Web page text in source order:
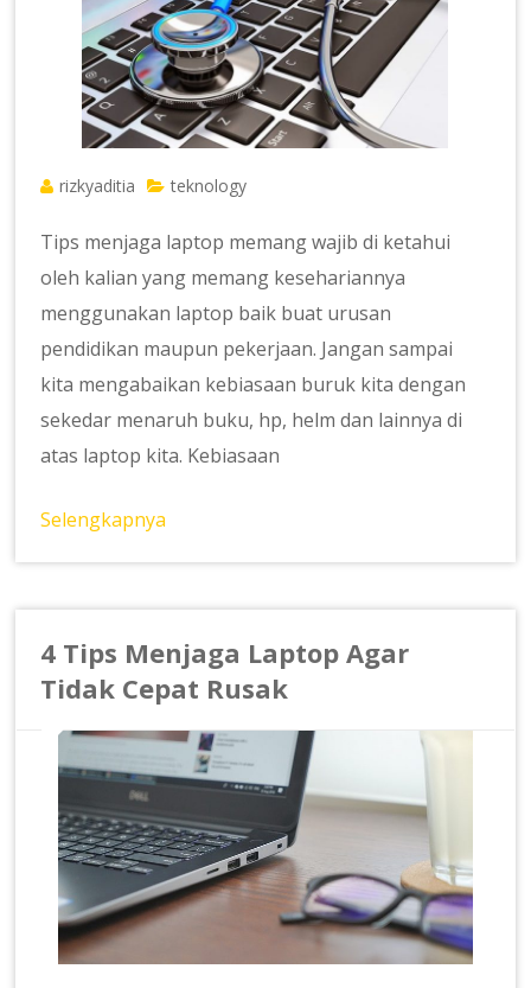
rizkyaditia teknology
Tips menjaga laptop memang wajib di ketahui
oleh kalian yang memang kesehariannya
menggunakan laptop baik buat urusan
pendidikan maupun pekerjaan. Jangan sampai
kita mengabaikan kebiasaan buruk kita dengan
sekedar menaruh buku, hp, helm dan lainnya di
atas laptop kita. Kebiasaan
Selengkapnya
4 Tips Menjaga Laptop Agar
Tidak Cepat Rusak